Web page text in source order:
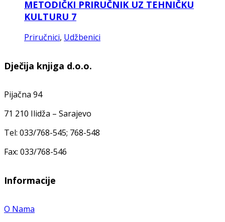
METODIČKI PRIRUČNIK UZ TEHNIČKU
KULTURU 7
Priručnici, Udžbenici
Dječija knjiga d.o.o.
Pijačna 94
71 210 Ilidža – Sarajevo
Tel: 033/768-545; 768-548
Fax: 033/768-546
Informacije
O Nama